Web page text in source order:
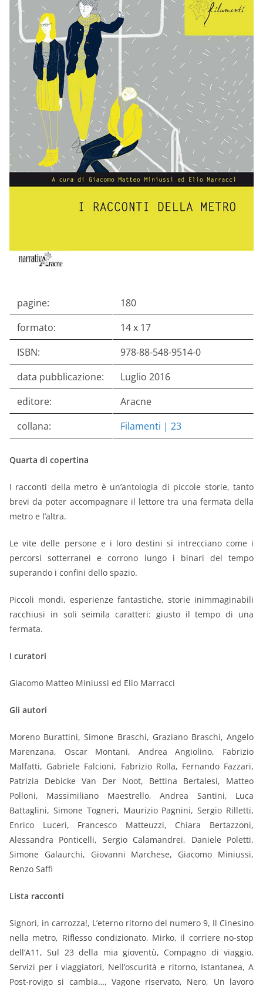
pagine:
180
formato:
14 x 17
ISBN:
978-88-548-9514-0
data pubblicazione:
Luglio 2016
editore:
Aracne
collana:
Filamenti | 23
Quarta di copertina
I racconti della metro è un’antologia di piccole storie, tanto
brevi da poter accompagnare il lettore tra una fermata della
metro e l’altra.
Le vite delle persone e i loro destini si intrecciano come i
percorsi sotterranei e corrono lungo i binari del tempo
superando i confini dello spazio.
Piccoli mondi, esperienze fantastiche, storie inimmaginabili
racchiusi in soli seimila caratteri: giusto il tempo di una
fermata.
I curatori
Giacomo Matteo Miniussi ed Elio Marracci
Gli autori
Moreno Burattini, Simone Braschi, Graziano Braschi, Angelo
Marenzana, Oscar Montani, Andrea Angiolino, Fabrizio
Malfatti, Gabriele Falcioni, Fabrizio Rolla, Fernando Fazzari,
Patrizia Debicke Van Der Noot, Bettina Bertalesi, Matteo
Polloni, Massimiliano Maestrello, Andrea Santini, Luca
Battaglini, Simone Togneri, Maurizio Pagnini, Sergio Rilletti,
Enrico Luceri, Francesco Matteuzzi, Chiara Bertazzoni,
Alessandra Ponticelli, Sergio Calamandrei, Daniele Poletti,
Simone Galaurchi, Giovanni Marchese, Giacomo Miniussi,
Renzo Saffi
Lista racconti
Signori, in carrozza!, L’eterno ritorno del numero 9, Il Cinesino
nella metro, Riflesso condizionato, Mirko, il corriere no-stop
dell’A11, Sul 23 della mia gioventù, Compagno di viaggio,
Servizi per i viaggiatori, Nell’oscurità e ritorno, Istantanea, A
Post-rovigo si cambia…, Vagone riservato, Nero, Un lavoro